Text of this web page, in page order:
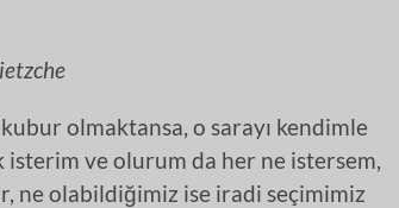
kubur olmaktansa, o sarayı kendimle
ve olurum da her ne istersem,
ne olabildiğimiz ise iradi seçimimiz